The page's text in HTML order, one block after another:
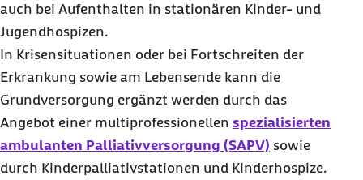
auch bei Aufenthalten in stationären Kinder- und
Jugendhospizen.
In Krisensituationen oder bei Fortschreiten der
Erkrankung sowie am Lebensende kann die
Grundversorgung ergänzt werden durch das
Angebot einer multiprofessionellen spezialisierten
ambulanten Palliativversorgung (SAPV) sowie
durch Kinderpalliativstationen und Kinderhospize.